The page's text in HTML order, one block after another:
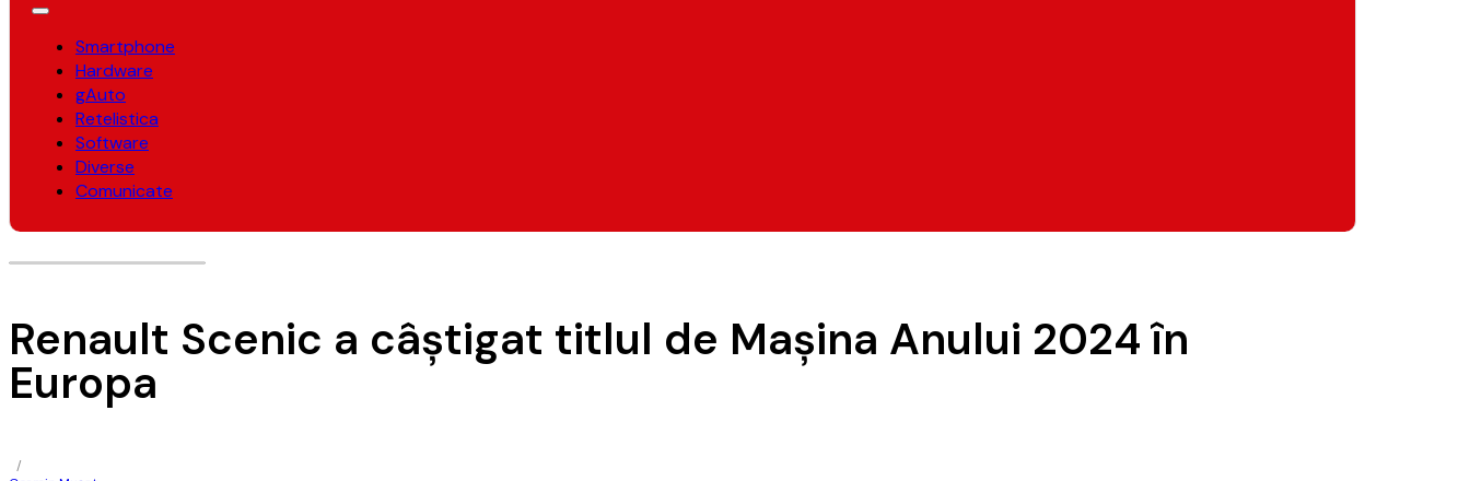
Smartphone
Hardware
gAuto
Retelistica
Software
Diverse
Comunicate
Renault Scenic a câştigat titlul de Maşina Anului 2024 în
Europa
/